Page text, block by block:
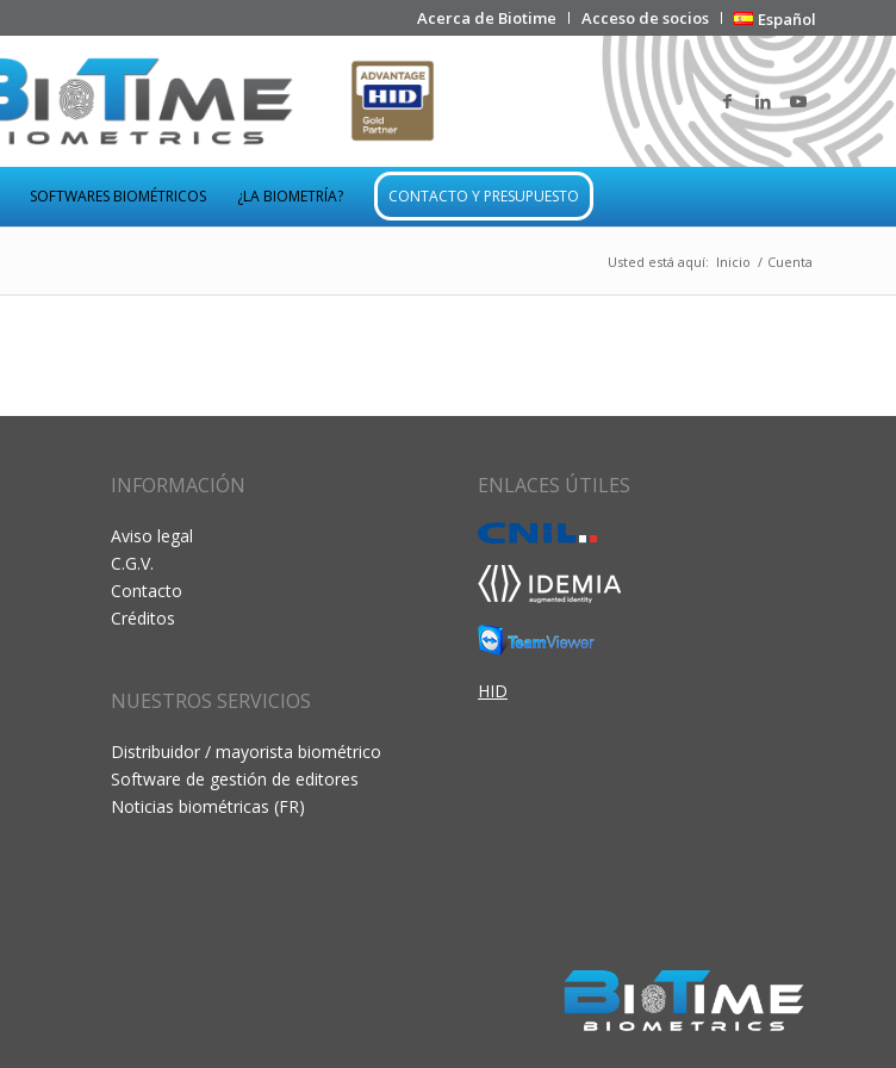
Acerca de Biotime Acceso de socios Español
SOFTWARES BIOMÉTRICOS ¿LA BIOMETRÍA? CONTACTO Y PRESUPUESTO
Usted está aquí: Inicio / Cuenta
INFORMACIÓN
Aviso legal
C.G.V.
Contacto
Créditos
NUESTROS SERVICIOS
Distribuidor / mayorista biométrico
Software de gestión de editores
Noticias biométricas (FR)
ENLACES ÚTILES
HID